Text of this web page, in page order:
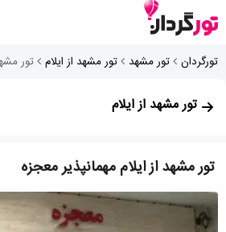
تورگردان تور مشهد تور مشهد از ایلام تور
تور مشهد از ایلام
تور مشهد از ایلام مهمانپذیر معجزه